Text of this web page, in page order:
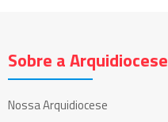
Sobre a Arquidiocese
Nossa Arquidiocese